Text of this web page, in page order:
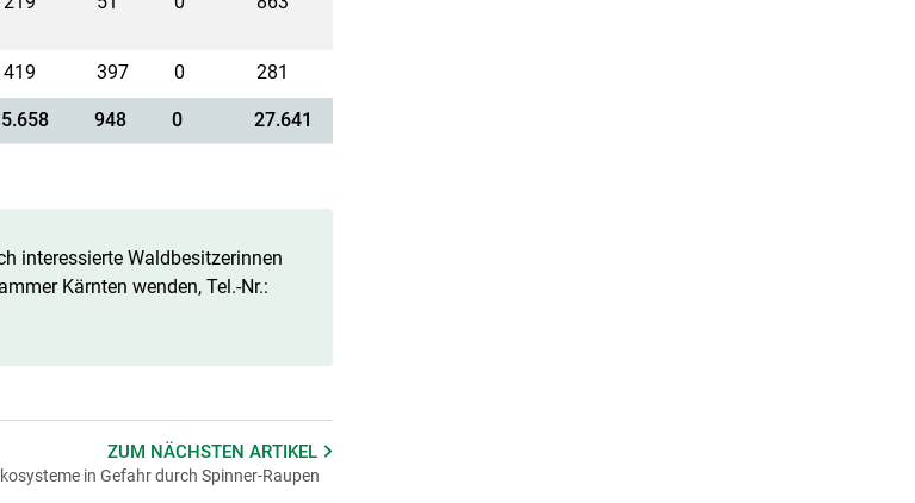
419 397 0 281
5.658 948 0 27.641
interessierte Waldbesitzerinnen
Kärnten wenden, Tel.-Nr.:
ZUM NÄCHSTENARTIKEL
in Gefahr durch Spinner-Raupen